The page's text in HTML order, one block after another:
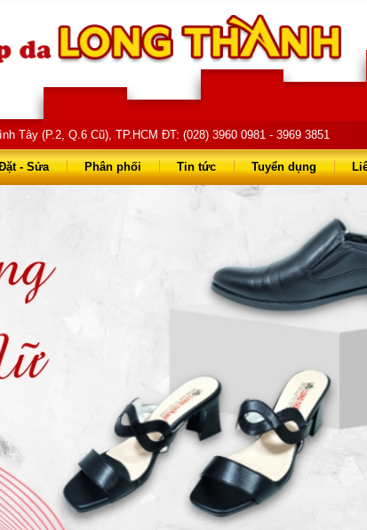
Tây (P.2, Q.6 Cũ), TP.HCM ĐT: (028) 3960 0981 - 3969 3851
68 - 0903 823 714
- Sửa Phân phối Tin tức Tuyển dụng